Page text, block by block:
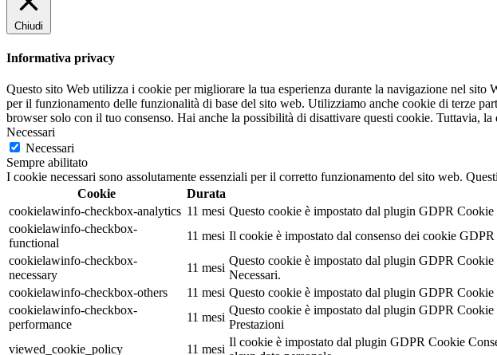
Chiudi
Informativa privacy
Questo sito Web utilizza i cookie per migliorare la tua esperienza durante la navigazione nel
per il funzionamento delle funzionalità di base del sito web. Utilizziamo anche cookie di terze
browser solo con il tuo consenso. Hai anche la possibilità di disattivare questi cookie. Tuttavia,
Necessari
Necessari
Sempre abilitato
I cookie necessari sono assolutamente essenziali per il corretto funzionamento del sito web.
Cookie
Durata
cookielawinfo-checkbox-analytics 11 mesi Questo cookie è impostato dal plugin GDPR
cookielawinfo-checkbox-
functional
11 mesi Il cookie è impostato dal consenso dei cookie
cookielawinfo-checkbox-
necessary
11 mesi
Questo cookie è impostato dal plugin GDPR
Necessari.
cookielawinfo-checkbox-others
11 mesi Questo cookie è impostato dal plugin GDPR
cookielawinfo-checkbox-
performance
11 mesi
Questo cookie è impostato dal plugin GDPR
Prestazioni
viewed_cookie_policy
11 mesi
Il cookie è impostato dal plugin GDPR Cookie